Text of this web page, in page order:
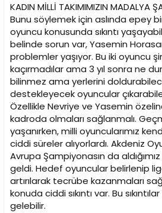
KADIN MİLLİ TAKIMIMIZIN MADALYA
Bunu söylemek için aslında epey
oyuncu konusunda sıkıntı
belinde sorun var, Yasemin
problemler yaşıyor. Bu iki oyuncu
kaçırmadılar ama 3 yıl sonra ne
bilinmez ama yerlerini
destekleyecek oyuncular
Özellikle Nevriye ve Yasemin
kadroda olmaları sağlanmalı.
yaşanırken, milli oyuncularımız
ciddi süreler alıyorlardı. Akdeniz
Avrupa Şampiyonasın da
geldi. Hedef oyuncular belirlenip
artırılarak tecrübe kazanmaları
konuda ciddi sıkıntı var. Bu
gelebilir.